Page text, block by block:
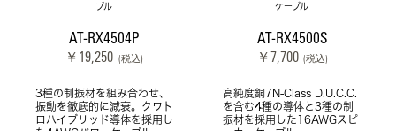
ブル
AT-RX4504P
￥19,250 (税込)
3種の制振材を組み合わせ、
振動を徹底的に減衰。クワト
ロハイブリッド導体を採用し
ケーブル
AT-RX4500S
￥7,700 (税込)
高純度銅7N-Class D.U.C.C.
を含む4種の導体と3種の制
振材を採用した16AWGスピ